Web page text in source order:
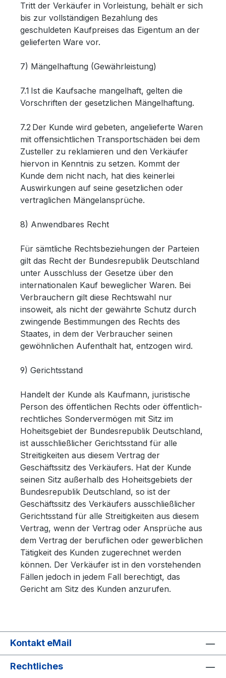
Tritt der Verkäufer in Vorleistung, behält er sich
bis zur vollständigen Bezahlung des
geschuldeten Kaufpreises das Eigentum an der
gelieferten Ware vor.
7) Mängelhaftung (Gewährleistung)
7.1 Ist die Kaufsache mangelhaft, gelten die
Vorschriften der gesetzlichen Mängelhaftung.
7.2 Der Kunde wird gebeten, angelieferte Waren
mit offensichtlichen Transportschäden bei dem
Zusteller zu reklamieren und den Verkäufer
hiervon in Kenntnis zu setzen. Kommt der
Kunde dem nicht nach, hat dies keinerlei
Auswirkungen auf seine gesetzlichen oder
vertraglichen Mängelansprüche.
8) Anwendbares Recht
Für sämtliche Rechtsbeziehungen der Parteien
gilt das Recht der Bundesrepublik Deutschland
unter Ausschluss der Gesetze über den
internationalen Kauf beweglicher Waren. Bei
Verbrauchern gilt diese Rechtswahl nur
insoweit, als nicht der gewährte Schutz durch
zwingende Bestimmungen des Rechts des
Staates, in dem der Verbraucher seinen
gewöhnlichen Aufenthalt hat, entzogen wird.
9) Gerichtsstand
Handelt der Kunde als Kaufmann, juristische
Person des öffentlichen Rechts oder öffentlich-
rechtliches Sondervermögen mit Sitz im
Hoheitsgebiet der Bundesrepublik Deutschland,
ist ausschließlicher Gerichtsstand für alle
Streitigkeiten aus diesem Vertrag der
Geschäftssitz des Verkäufers. Hat der Kunde
seinen Sitz außerhalb des Hoheitsgebiets der
Bundesrepublik Deutschland, so ist der
Geschäftssitz des Verkäufers ausschließlicher
Gerichtsstand für alle Streitigkeiten aus diesem
Vertrag, wenn der Vertrag oder Ansprüche aus
dem Vertrag der beruflichen oder gewerblichen
Tätigkeit des Kunden zugerechnet werden
können. Der Verkäufer ist in den vorstehenden
Fällen jedoch in jedem Fall berechtigt, das
Gericht am Sitz des Kunden anzurufen.
Kontakt eMail
Rechtliches